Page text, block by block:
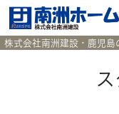
株式会社南洲建設・鹿児